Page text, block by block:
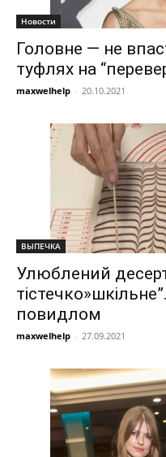
Новости
Головне — не
туфлях на
maxwelhelp - 20.10.2021
ВЫПЕЧКА
Улюблений
повидлом
maxwelhelp - 27.09.2021